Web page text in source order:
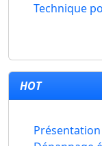
Technique
HOT
Présentation